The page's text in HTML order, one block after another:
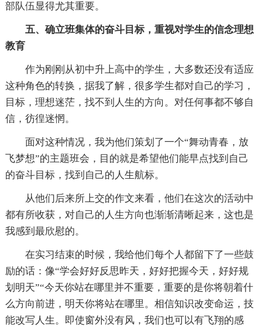
部队伍显得尤其重要。
五、确立班集体的奋斗目标，重视对学生的信念理想
教育
作为刚刚从初中升上高中的学生，大多数还没有适应
这种角色的转换，据我了解，很多学生都对自己的学习，
目标，理想迷茫，找不到人生的方向。对任何事都不够自
信，彷徨迷惘。
面对这种情况，我为他们策划了一个“舞动青春，放
飞梦想”的主题班会，目的就是希望他们能早点找到自己
的奋斗目标，找到自己的人生航标。
从他们后来所上交的作文来看，他们在这次的活动中
都有所收获，对自己的人生方向也渐渐清晰起来，这也是
我感到最欣慰的。
在实习结束的时候，我给他们每个人都留下了一些鼓
励的话：像“学会好好反思昨天，好好把握今天，好好规
划明天”“今天你站在哪里并不重要，重要的是你将朝着什
么方向前进，明天你将站在哪里。相信知识改变命运，技
能改写人生。即使窗外没有风，我们也可以有飞翔的感